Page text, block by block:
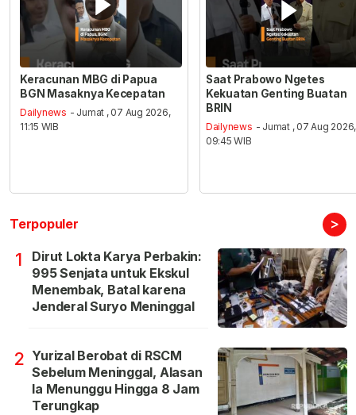
Keracunan MBG di Papua
BGN Masaknya Kecepatan
Dailynews - Jumat , 07 Aug 2026,
11:15 WIB
Saat Prabowo Ngetes
Kekuatan Genting Buatan
BRIN
Dailynews - Jumat , 07 Aug 2026,
09:45 WIB
Terpopuler >
1
Dirut Lokta Karya Perbakin:
995 Senjata untuk Ekskul
Menembak, Batal karena
Jenderal Suryo Meninggal
2 Yurizal Berobat di RSCM
Sebelum Meninggal, Alasan
Ia Menunggu Hingga 8 Jam
Terungkap